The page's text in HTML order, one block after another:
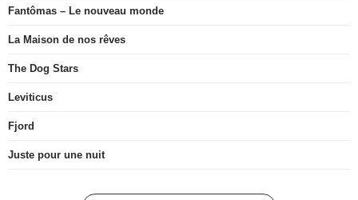
Fantômas – Le nouveau monde
La Maison de nos rêves
The Dog Stars
Leviticus
Fjord
Juste pour une nuit